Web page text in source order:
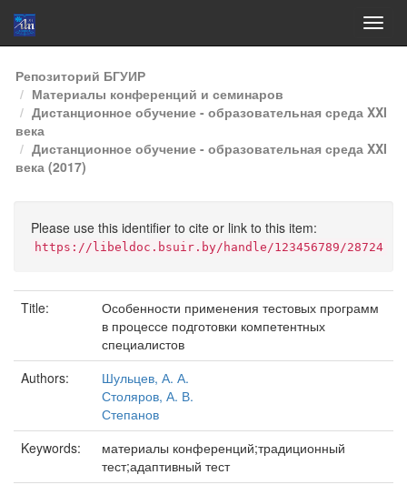
Skip
navigation
Репозиторий БГУИР
Материалы конференций и семинаров
Дистанционное обучение - образовательная среда XXI
века
Дистанционное обучение - образовательная среда XXI
века (2017)
Please use this identifier to cite or link to this item:
https://libeldoc.bsuir.by/handle/123456789/28724
Title:
Особенности применения тестовых программ
в процессе подготовки компетентных
специалистов
Authors:
Шульцев, А. А.
Столяров, А. В.
Степанов
Keywords:
материалы конференций;традиционный
тест;адаптивный тест